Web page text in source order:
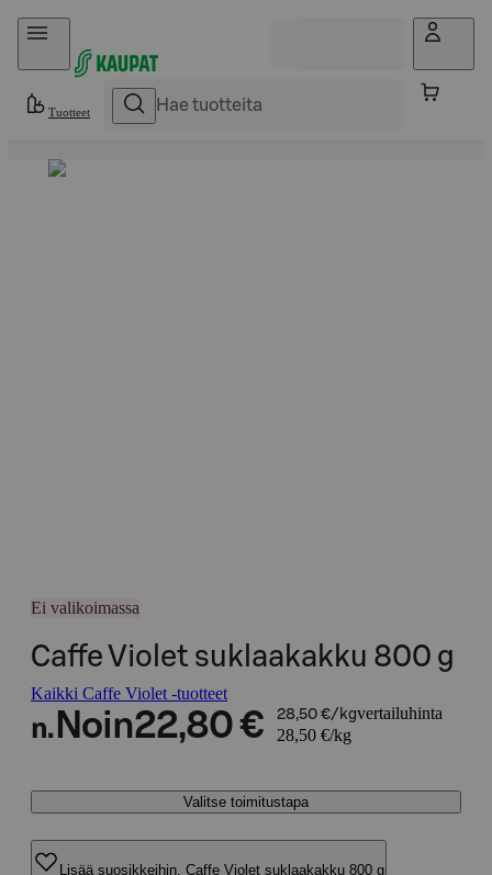
Hyppää sisältöön
Tuotteet
Ei valikoimassa
Caffe Violet suklaakakku 800 g
Kaikki Caffe Violet -tuotteet
n. Noin22,80 € 28,50 €/kgvertailuhinta
28,50 €/kg
Valitse toimitustapa
Lisää suosikkeihin, Caffe Violet suklaakakku 800 g